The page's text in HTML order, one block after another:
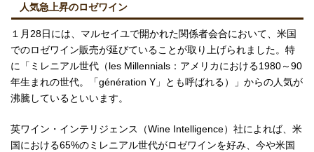
人気急上昇のロゼワイン
１月28日には、マルセイユで開かれた関係者会合において、米国
でのロゼワイン販売が延びていることが取り上げられました。特
に「ミレニアル世代（les Millennials：アメリカにおける1980～90
年生まれの世代。「génération Y」とも呼ばれる）」からの人気が
沸騰しているといいます。
英ワイン・インテリジェンス（Wine Intelligence）社によれば、米
国における65%のミレニアル世代がロゼワインを好み、今や米国